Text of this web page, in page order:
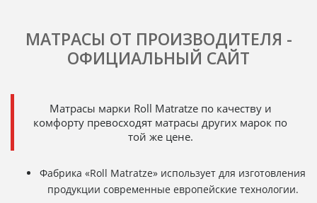
МАТРАСЫ ОТ ПРОИЗВОДИТЕЛЯ -
ОФИЦИАЛЬНЫЙ САЙТ
Матрасы марки Roll Matratze по качеству и
комфорту превосходят матрасы других марок по
той же цене.
Фабрика «Roll Matratze» использует для изготовления
продукции современные европейские технологии.